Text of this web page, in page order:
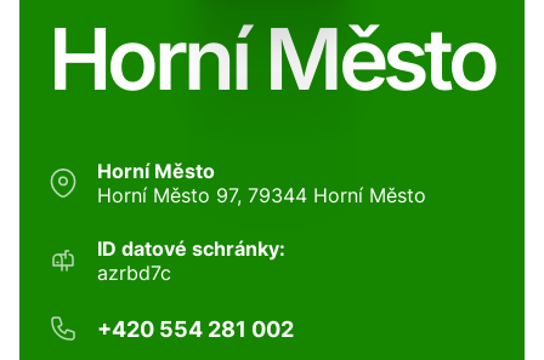
Horní Město
Horní Město
Horní Město 97, 79344 Horní Město
ID datové schránky:
azrbd7c
+420 554 281 002